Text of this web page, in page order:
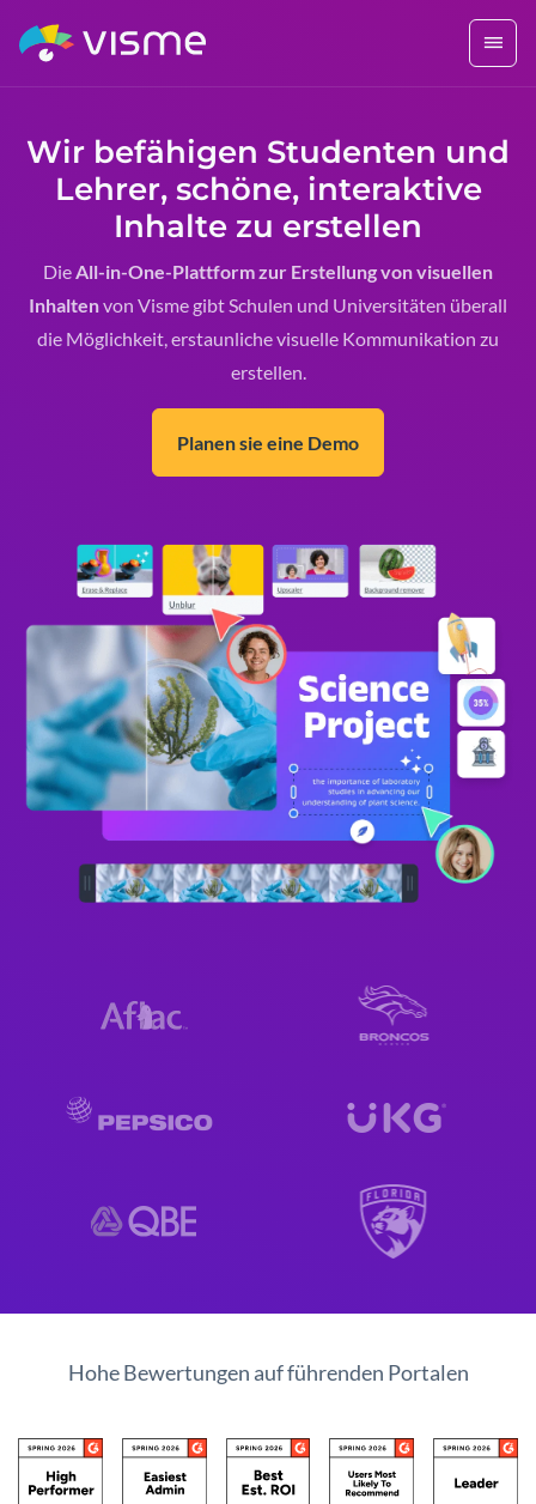
Wir befähigen Studenten und
Lehrer, schöne, interaktive
Inhalte zu erstellen
DieAll-in-One-Plattform zur Erstellung von visuellen
Inhaltenvon Visme gibt Schulen und Universitäten überall
die Möglichkeit, erstaunliche visuelle Kommunikation zu
erstellen.
Planen sie eine Demo
Hohe Bewertungen auf führenden Portalen